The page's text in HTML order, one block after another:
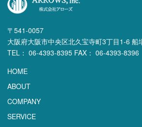
〒541-0057
大阪府大阪市中央区北久宝寺町3丁目1-6 船
TEL： 06-4393-8395 FAX： 06-4393-8396
HOME
ABOUT
COMPANY
SERVICE